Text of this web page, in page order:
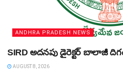
ANDHRA PRADESH NEWS
SIRD అదనపు డైరెక్టర్‌ బాలాజీ
AUGUST 8, 2026